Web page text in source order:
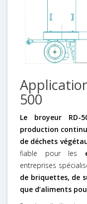
500
Le broyeur RD-
production
de déchets
fiable pour les
entreprises
de briquettes, de
que d’aliments